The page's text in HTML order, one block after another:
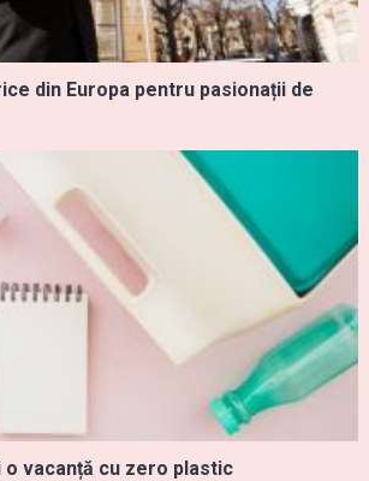
din Europa pentru pasionații de
o vacanță cu zero plastic